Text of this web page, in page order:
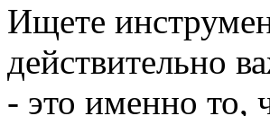
Ищете
действительно
- это именно то,